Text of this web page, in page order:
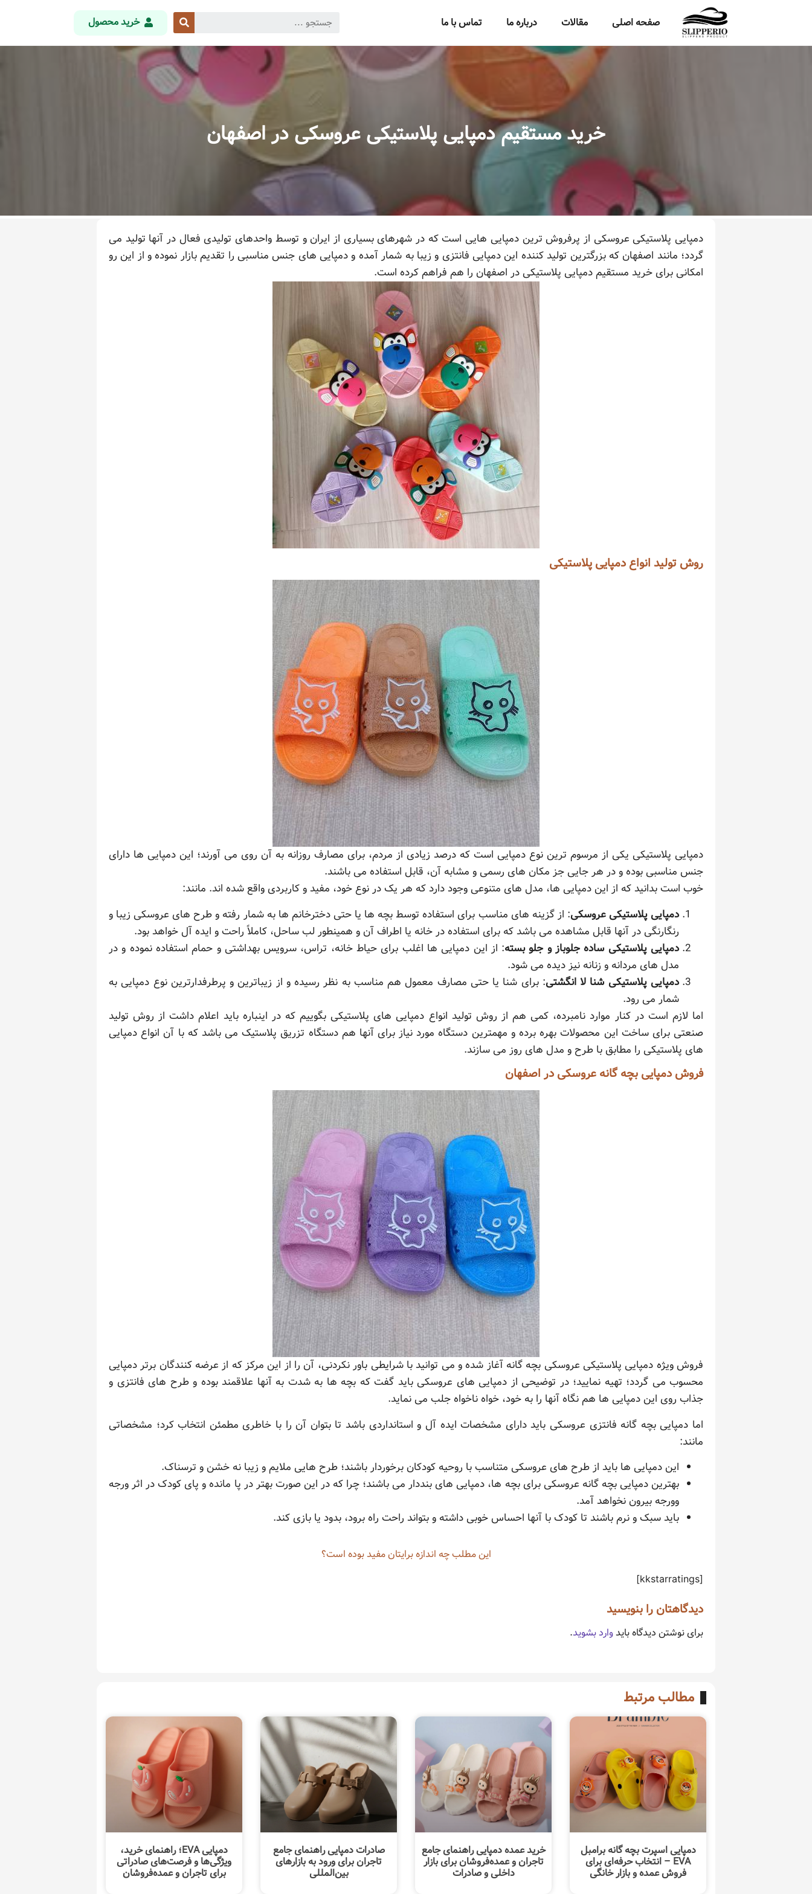
صفحه اصلی مقالات درباره ما تماس با ما خرید محصول
خرید مستقیم دمپایی پلاستیکی عروسکی در اصفهان
دمپایی پلاستیکی عروسکی از پرفروش ترین دمپایی هایی است که در شهرهای بسیاری از ایران و توسط واحدهای تولیدی فعال در آنها تولید می
گردد؛ مانند اصفهان که بزرگترین تولید کننده این دمپایی فانتزی و زیبا به شمار آمده و دمپایی های جنس مناسبی را تقدیم بازار نموده و از این رو
امکانی برای خرید مستقیم دمپایی پلاستیکی در اصفهان را هم فراهم کرده است.
روش تولید انواع دمپایی پلاستیکی
دمپایی پلاستیکی یکی از مرسوم ترین نوع دمپایی است که درصد زیادی از مردم، برای مصارف روزانه به آن روی می آورند؛ این دمپایی ها دارای
جنس مناسبی بوده و در هر جایی جز مکان های رسمی و مشابه آن، قابل استفاده می باشند.
خوب است بدانید که از این دمپایی ها، مدل های متنوعی وجود دارد که هر یک در نوع خود، مفید و کاربردی واقع شده اند. مانند:
دمپایی پلاستیکی عروسکی: از گزینه های مناسب برای استفاده توسط بچه ها یا حتی دخترخانم ها به شمار رفته و طرح های عروسکی زیبا و
رنگارنگی در آنها قابل مشاهده می باشد که برای استفاده در خانه یا اطراف آن و همینطور لب ساحل، کاملاً راحت و ایده آل خواهد بود.
دمپایی پلاستیکی ساده جلوباز و جلو بسته: از این دمپایی ها اغلب برای حیاط خانه، تراس، سرویس بهداشتی و حمام استفاده نموده و در
مدل های مردانه و زنانه نیز دیده می شود.
دمپایی پلاستیکی شنا لا انگشتی: برای شنا یا حتی مصارف معمول هم مناسب به نظر رسیده و از زیباترین و پرطرفدارترین نوع دمپایی به
شمار می رود.
اما لازم است در کنار موارد نامبرده، کمی هم از روش تولید انواع دمپایی های پلاستیکی بگوییم که در اینباره باید اعلام داشت از روش تولید
صنعتی برای ساخت این محصولات بهره برده و مهمترین دستگاه مورد نیاز برای آنها هم دستگاه تزریق پلاستیک می باشد که با آن انواع دمپایی
های پلاستیکی را مطابق با طرح و مدل های روز می سازند.
فروش دمپایی بچه گانه عروسکی در اصفهان
فروش ویژه دمپایی پلاستیکی عروسکی بچه گانه آغاز شده و می توانید با شرایطی باور نکردنی، آن را از این مرکز که از عرضه کنندگان برتر دمپایی
محسوب می گردد؛ تهیه نمایید؛ در توضیحی از دمپایی های عروسکی باید گفت که بچه ها به شدت به آنها علاقمند بوده و طرح های فانتزی و
جذاب روی این دمپایی ها هم نگاه آنها را به خود، خواه ناخواه جلب می نماید.
اما دمپایی بچه گانه فانتزی عروسکی باید دارای مشخصات ایده آل و استانداردی باشد تا بتوان آن را با خاطری مطمئن انتخاب کرد؛ مشخصاتی
مانند:
این دمپایی ها باید از طرح های عروسکی متناسب با روحیه کودکان برخوردار باشند؛ طرح هایی ملایم و زیبا نه خشن و ترسناک.
بهترین دمپایی بچه گانه عروسکی برای بچه ها، دمپایی های بنددار می باشند؛ چرا که در این صورت بهتر در پا مانده و پای کودک در اثر ورجه
وورجه بیرون نخواهد آمد.
باید سبک و نرم باشند تا کودک با آنها احساس خوبی داشته و بتواند راحت راه برود، بدود یا بازی کند.
این مطلب چه‌ اندازه برایتان مفید بوده است؟
[kkstarratings]
دیدگاهتان را بنویسید
برای نوشتن دیدگاه بایدوارد بشوید.
مطالب مرتبط
دمپایی اسپرت بچه گانه برامبل
EVA – انتخاب حرفه‌ای برای
فروش عمده و بازار خانگی
خرید عمده دمپایی راهنمای جامع
تاجران و عمده‌فروشان برای بازار
داخلی و صادرات
صادرات دمپایی راهنمای جامع
تاجران برای ورود به بازارهای
بین‌المللی
دمپایی EVA؛ راهنمای خرید،
ویژگی‌ها و فرصت‌های صادراتی
برای تاجران و عمده‌فروشان